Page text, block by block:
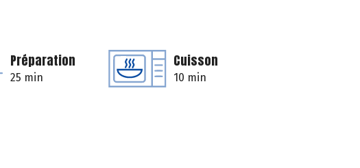
Préparation
25 min
Cuisson
10 min